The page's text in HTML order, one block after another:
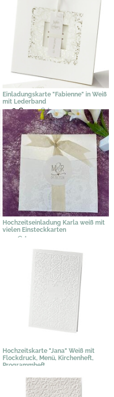
Einladungskarte "Fabienne" in Weiß
mit Lederband
2,56 €1,79 €*
Hochzeitseinladung Karla weiß mit
vielen Einsteckkarten
2,19 € *
Hochzeitskarte "Jana" Weiß mit
Flockdruck, Menü, Kirchenheft,
Programmheft